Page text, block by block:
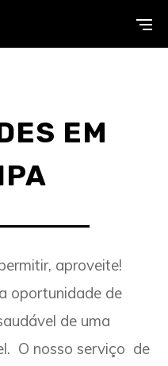
EM
aproveite!
oportunidade de
de uma
O nosso serviço de